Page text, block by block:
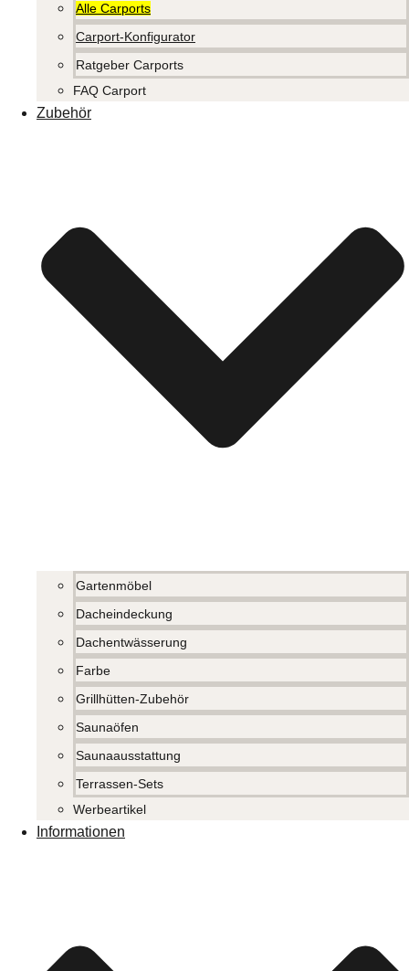
Alle Carports
Carport-Konfigurator
Ratgeber Carports
FAQ Carport
Zubehör
Gartenmöbel
Dacheindeckung
Dachentwässerung
Farbe
Grillhütten-Zubehör
Saunaöfen
Saunaausstattung
Terrassen-Sets
Werbeartikel
Informationen